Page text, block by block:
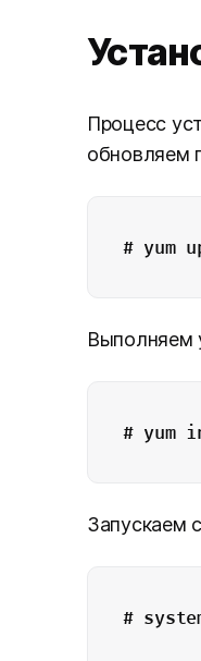
Процесс
обновляем
# yum
Выполняем
# yum
Запускаем
#